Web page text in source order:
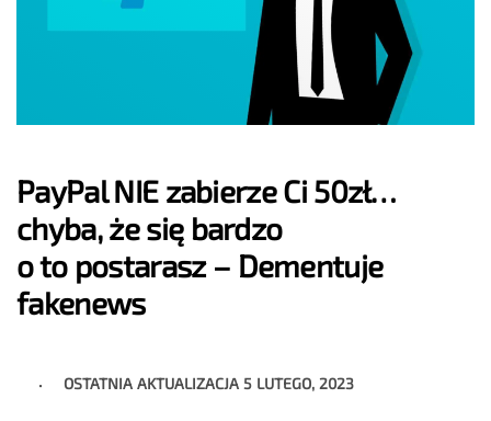
PayPal NIE zabierze Ci 50zł…
chyba, że się bardzo
o to postarasz – Dementuje
fakenews
OSTATNIA AKTUALIZACJA 5 LUTEGO, 2023